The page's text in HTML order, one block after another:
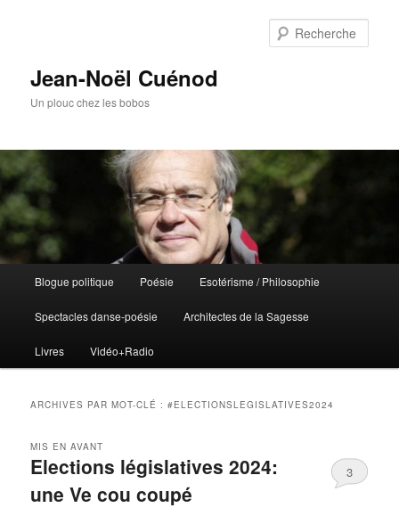
Jean-Noël Cuénod
Un plouc chez les bobos
Aller
au
contenu
principal
Aller
au
contenu
secondaire
Blogue politique Poésie Esotérisme / Philosophie
Spectacles danse-poésie Architectes de la Sagesse
Livres Vidéo+Radio
ARCHIVES PAR MOT-CLÉ :#ELECTIONSLEGISLATIVES2024
Elections législatives 2024:
une Ve cou coupé
MIS EN AVANT
3